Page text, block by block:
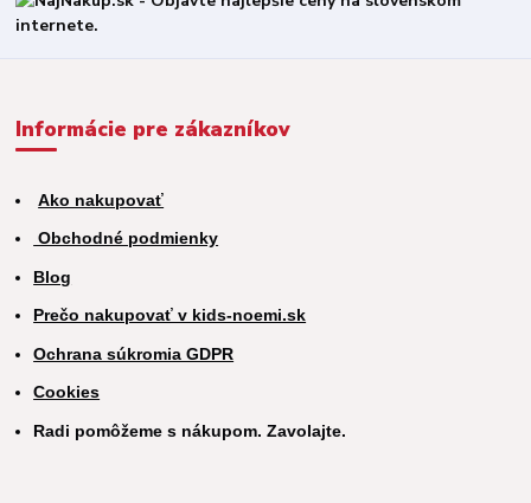
Informácie pre zákazníkov
Ako nakupovať
Obchodné podmienky
Blog
Prečo nakupovať v kids-noemi.sk
Ochrana súkromia GDPR
Cookies
Radi pomôžeme s nákupom. Zavolajte.